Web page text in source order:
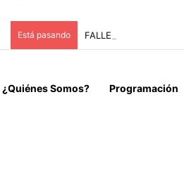
Está pasando FALLECE JORGE
¿Quiénes Somos? Programación